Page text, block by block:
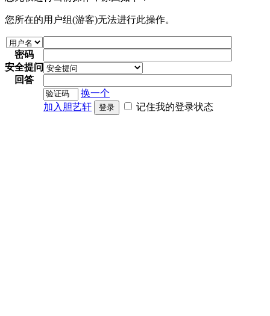
您所在的用户组(游客)无法进行此操作。
密码
安全提问
回答
换一个
加入胆艺轩
登录 记住我的登录状态